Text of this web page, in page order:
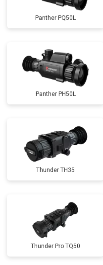
Panther PQ50L
Panther PH50L
Thunder TH35
Thunder Pro TQ50